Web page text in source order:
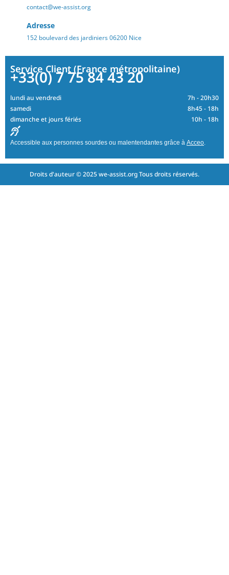
contact@we-assist.org
Adresse
152 boulevard des jardiniers 06200 Nice
Service Client (France métropolitaine)
+33(0) 7 75 84 43 20
lundi au vendredi
7h - 20h30
samedi
8h45 - 18h
dimanche et jours fériés
10h - 18h
Accessible aux personnes sourdes ou malentendantes grâce à Acceo
Droits d'auteur © 2025 we-assist.org Tous droits réservés.